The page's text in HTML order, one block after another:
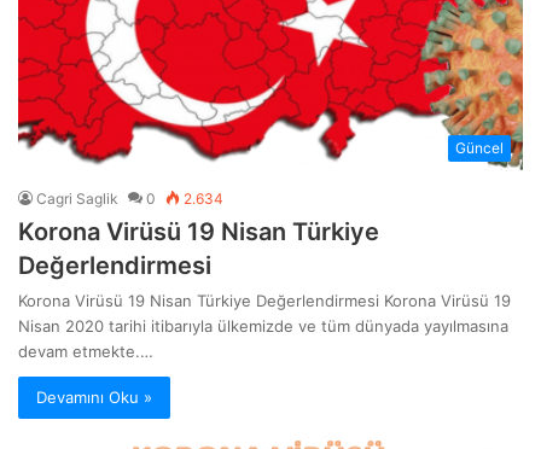
Güncel
Cagri Saglik 0 2.634
Korona Virüsü 19 Nisan Türkiye
Değerlendirmesi
Korona Virüsü 19 Nisan Türkiye Değerlendirmesi Korona Virüsü 19
Nisan 2020 tarihi itibarıyla ülkemizde ve tüm dünyada yayılmasına
devam etmekte.…
Devamını Oku »